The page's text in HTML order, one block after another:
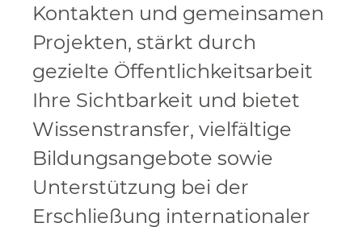
Kontakten und gemeinsamen
Projekten, stärkt durch
gezielte Öffentlichkeitsarbeit
Ihre Sichtbarkeit und bietet
Wissenstransfer, vielfältige
Bildungsangebote sowie
Unterstützung bei der
Erschließung internationaler